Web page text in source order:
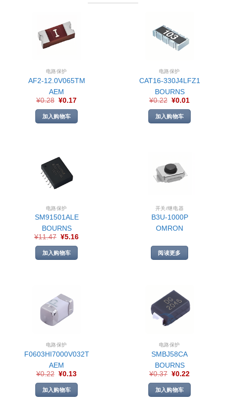
电路保护
AF2-12.0V065TM
AEM
¥0.28 ¥0.17
加入购物车
电路保护
CAT16-330J4LFZ1
BOURNS
¥0.22 ¥0.01
加入购物车
电路保护
SM91501ALE
BOURNS
¥11.47 ¥5.16
加入购物车
开关/继电器
B3U-1000P
OMRON
阅读更多
电路保护
F0603HI7000V032T
AEM
¥0.22 ¥0.13
加入购物车
电路保护
SMBJ58CA
BOURNS
¥0.37 ¥0.22
加入购物车